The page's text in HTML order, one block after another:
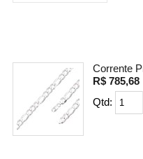
Corrente
R$ 785,68
Qtd: